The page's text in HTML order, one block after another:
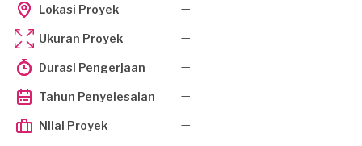
Lokasi Proyek —
Ukuran Proyek —
Durasi Pengerjaan —
Tahun Penyelesaian —
Nilai Proyek —